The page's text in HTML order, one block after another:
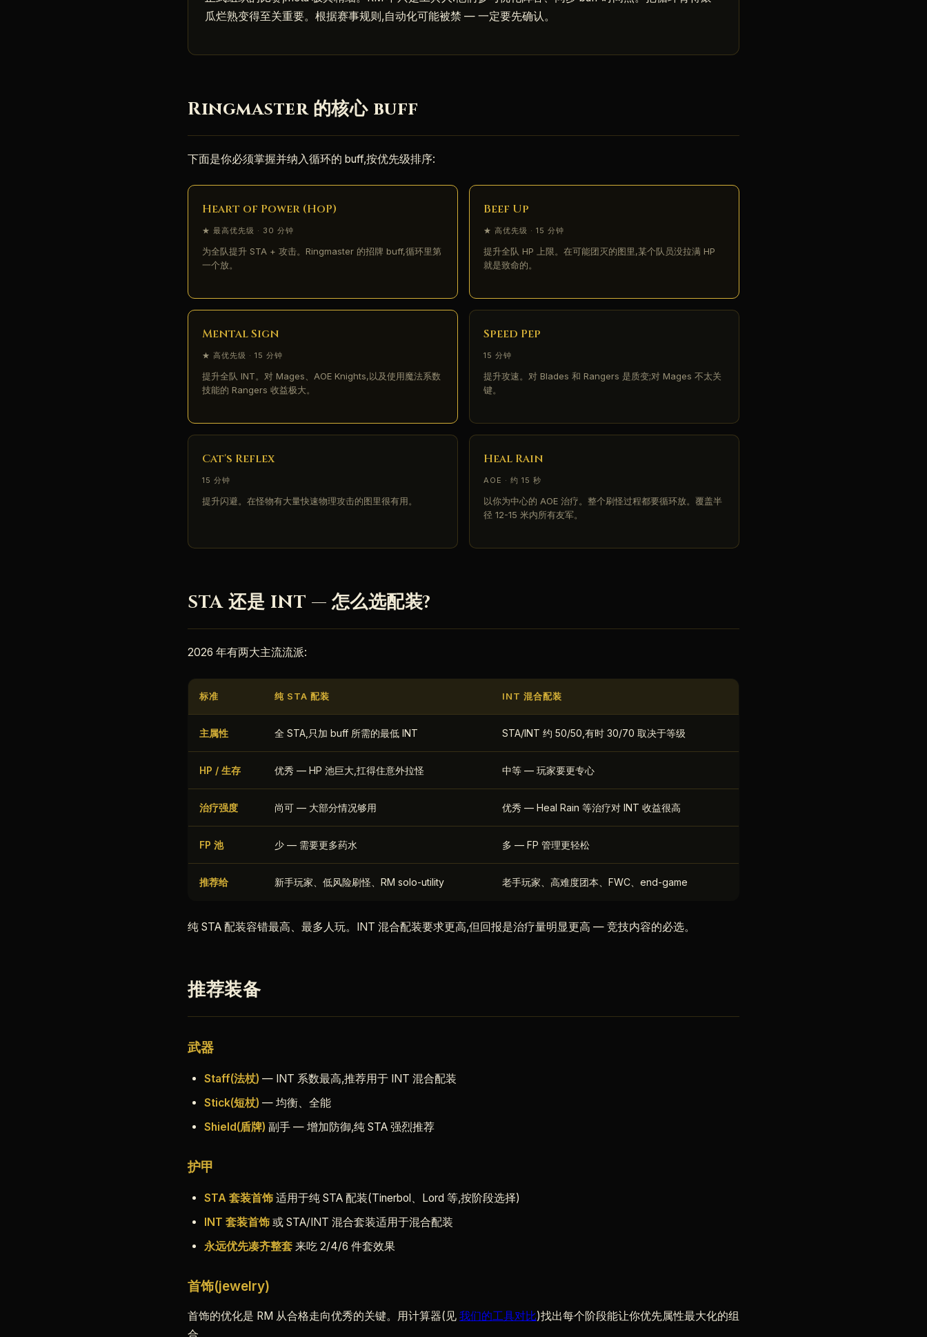
瓜烂熟变得至关重要。根据赛事规则,自动化可能被禁 — 一定要先确认。
Ringmaster 的核心 buff
下面是你必须掌握并纳入循环的 buff,按优先级排序:
Heart of Power (HoP)
★ 最高优先级 · 30 分钟
为全队提升 STA + 攻击。Ringmaster 的招牌 buff,循环里第
一个放。
Beef Up
★ 高优先级 · 15 分钟
提升全队 HP 上限。在可能团灭的图里,某个队员没拉满 HP
就是致命的。
Mental Sign
★ 高优先级 · 15 分钟
提升全队 INT。对 Mages、AOE Knights,以及使用魔法系数
技能的 Rangers 收益极大。
Speed Pep
15 分钟
提升攻速。对 Blades 和 Rangers 是质变;对 Mages 不太关
键。
Cat's Reflex
15 分钟
提升闪避。在怪物有大量快速物理攻击的图里很有用。
Heal Rain
AOE · 约 15 秒
以你为中心的 AOE 治疗。整个刷怪过程都要循环放。覆盖半
径 12-15 米内所有友军。
STA 还是 INT — 怎么选配装?
2026 年有两大主流流派:
标准 纯 STA 配装 INT 混合配装
主属性 全 STA,只加 buff 所需的最低 INT STA/INT 约 50/50,有时 30/70 取决于等级
HP / 生存 优秀 — HP 池巨大,扛得住意外拉怪 中等 — 玩家要更专心
治疗强度 尚可 — 大部分情况够用 优秀 — Heal Rain 等治疗对 INT 收益很高
FP 池 少 — 需要更多药水 多 — FP 管理更轻松
推荐给 新手玩家、低风险刷怪、RM solo-utility 老手玩家、高难度团本、FWC、end-game
纯 STA 配装容错最高、最多人玩。INT 混合配装要求更高,但回报是治疗量明显更高 — 竞技内容的必选。
推荐装备
武器
Staff(法杖) — INT 系数最高,推荐用于 INT 混合配装
Stick(短杖) — 均衡、全能
Shield(盾牌) 副手 — 增加防御,纯 STA 强烈推荐
护甲
STA 套装首饰 适用于纯 STA 配装(Tinerbol、Lord 等,按阶段选择)
INT 套装首饰 或 STA/INT 混合套装适用于混合配装
永远优先凑齐整套 来吃 2/4/6 件套效果
首饰(jewelry)
首饰的优化是 RM 从合格走向优秀的关键。用计算器(见 我们的工具对比)找出每个阶段能让你优先属性最大化的组